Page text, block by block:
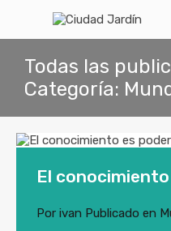
Todas las
Categoría:
El
Por ivan Publicado en